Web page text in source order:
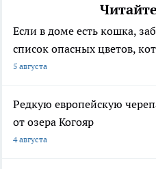
Если в доме есть кошка,
список опасных цветов,
5 августа
Редкую европейскую
от озера Когояр
4 августа